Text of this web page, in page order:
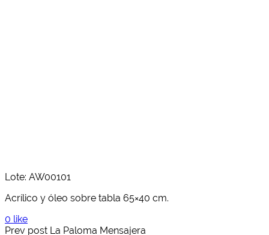
Lote: AW00101
Acrílico y óleo sobre tabla 65×40 cm.
0 like
Prev post La Paloma Mensajera